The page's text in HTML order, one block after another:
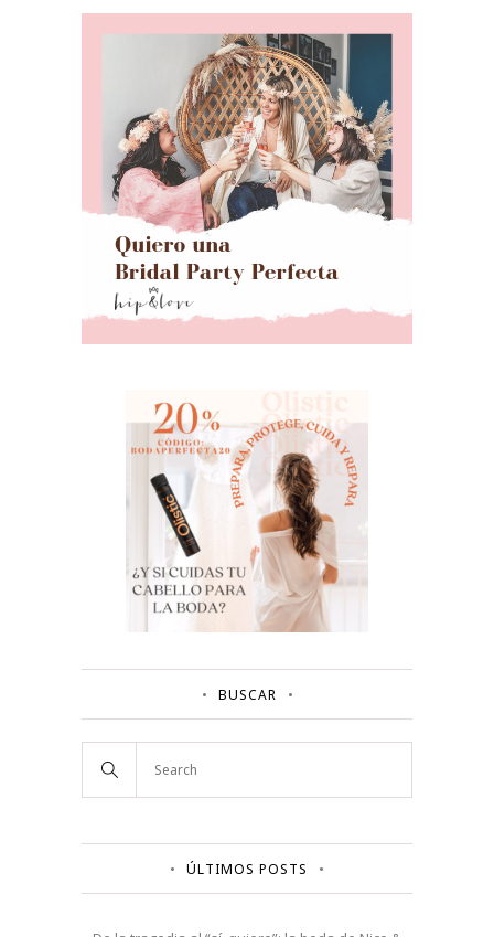
BUSCAR
ÚLTIMOS POSTS